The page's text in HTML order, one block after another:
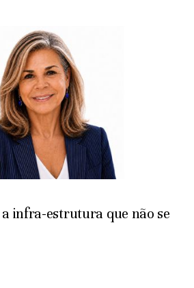
infra-estrutura que não se